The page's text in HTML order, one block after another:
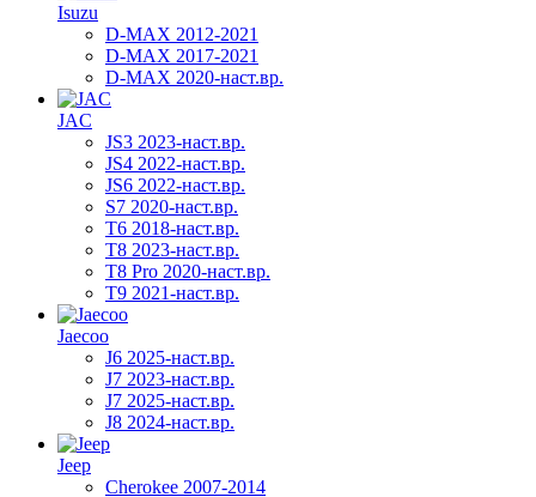
Isuzu
D-MAX 2012-2021
D-MAX 2017-2021
D-MAX 2020-наст.вр.
JAC
JS3 2023-наст.вр.
JS4 2022-наст.вр.
JS6 2022-наст.вр.
S7 2020-наст.вр.
T6 2018-наст.вр.
T8 2023-наст.вр.
T8 Pro 2020-наст.вр.
T9 2021-наст.вр.
Jaecoo
J6 2025-наст.вр.
J7 2023-наст.вр.
J7 2025-наст.вр.
J8 2024-наст.вр.
Jeep
Cherokee 2007-2014